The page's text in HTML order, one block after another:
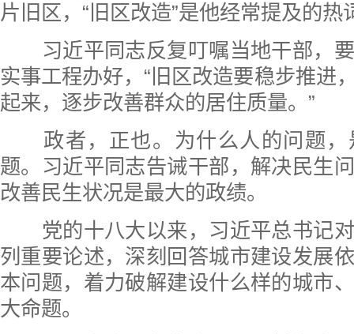
片旧区，“旧区改造”是他经常提及的热
习近平同志反复叮嘱当地干部，要
实事工程办好，“旧区改造要稳步推进
起来，逐步改善群众的居住质量。”
政者，正也。为什么人的问题，
题。习近平同志告诫干部，解决民生
改善民生状况是最大的政绩。
党的十八大以来，习近平总书记对
列重要论述，深刻回答城市建设发展
本问题，着力破解建设什么样的城市
大命题。